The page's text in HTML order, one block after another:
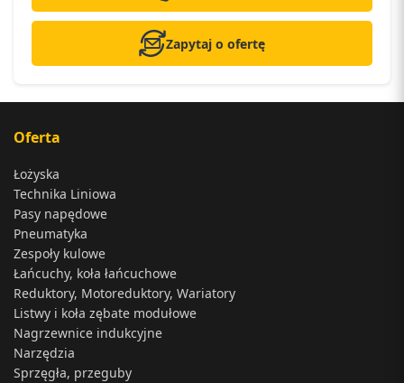
Zapytaj o ofertę
Oferta
Łożyska
Technika Liniowa
Pasy napędowe
Pneumatyka
Zespoły kulowe
Łańcuchy, koła łańcuchowe
Reduktory, Motoreduktory, Wariatory
Listwy i koła zębate modułowe
Nagrzewnice indukcyjne
Narzędzia
Sprzęgła, przeguby